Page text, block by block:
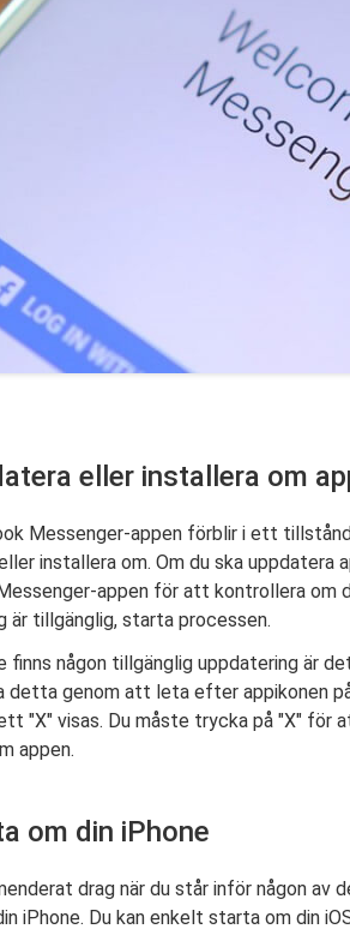
eller installera om
Messenger-appen förblir i ett
installera om. Om du ska
appen för att kontrollera om
är tillgänglig, starta processen.
finns någon tillgänglig uppdatering är
detta genom att leta efter appikonen
"X" visas. Du måste trycka på "X"
appen.
om din iPhone
drag när du står inför någon av
iPhone. Du kan enkelt starta om din